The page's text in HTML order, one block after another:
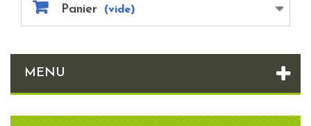
Panier (vide)
MENU